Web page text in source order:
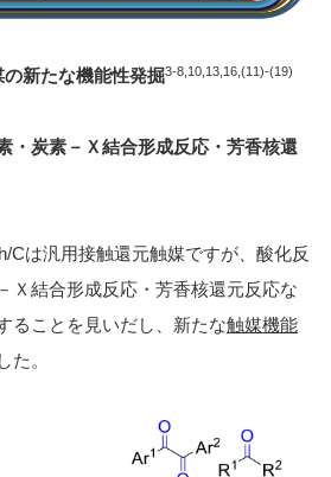
の新たな機能性発掘3-8,10,13,16,(11)-(19)
・炭素－Ｘ結合形成反応・芳香核還
Cは汎用接触還元触媒ですが、酸化反
Ｘ結合形成反応・芳香核還元反応な
ることを見いだし、新たな触媒機能
た。